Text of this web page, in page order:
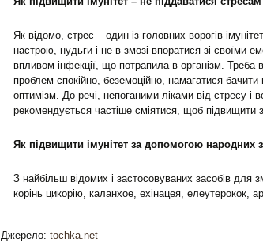
Як відомо, стрес – один із головних ворогів
настрою, нудьги і не в змозі впоратися зі своїми
впливом інфекції, що потрапила в організм.
проблем спокійно, беземоційно, намагатися
оптимізм. До речі, непоганими ліками від стресу і
рекомендується частіше сміятися, щоб підвищити
Як підвищити імунітет за допомогою народних
З найбільш відомих і застосовуваних засобів для
корінь цикорію, каланхое, ехінацея, елеутерокок,
Джерело: tochka.net